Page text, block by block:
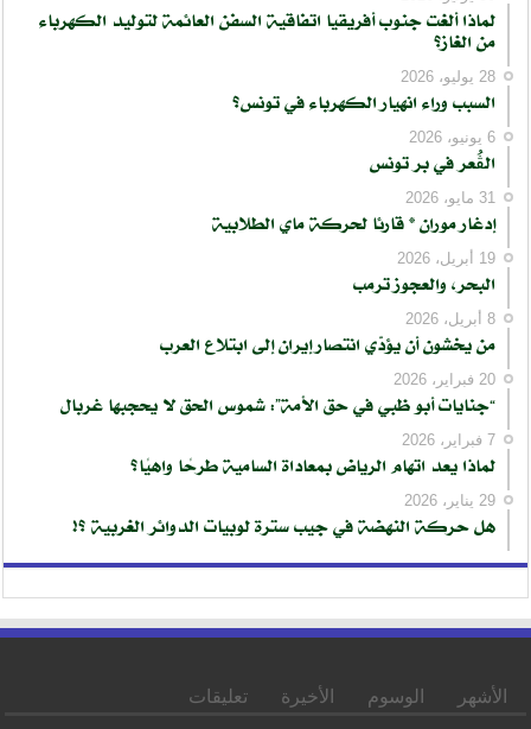
لماذا ألغت جنوب أفريقيا اتفاقية السفن العائمة لتوليد الكهرباء
من الغاز؟
28 يوليو، 2026
السبب وراء انهيار الكهرباء في تونس؟
6 يونيو، 2026
الڨُعر في بر تونس
31 مايو، 2026
إدغار موران * قارئا لحركة ماي الطلابية
19 أبريل، 2026
البحر، والعجوز ترمب
8 أبريل، 2026
من يخشون أن يؤدّي انتصار إيران إلى ابتلاع العرب
20 فبراير، 2026
“جنايات أبو ظبي في حق الأمة”: شموس الحق لا يحجبها غربال
7 فبراير، 2026
لماذا يعد اتهام الرياض بمعاداة السامية طرحًا واهيًا؟
29 يناير، 2026
هل حركة النهضة في جيب سترة لوبيات الدوائر الغربية ؟!
الأشهر الوسوم الأخيرة تعليقات